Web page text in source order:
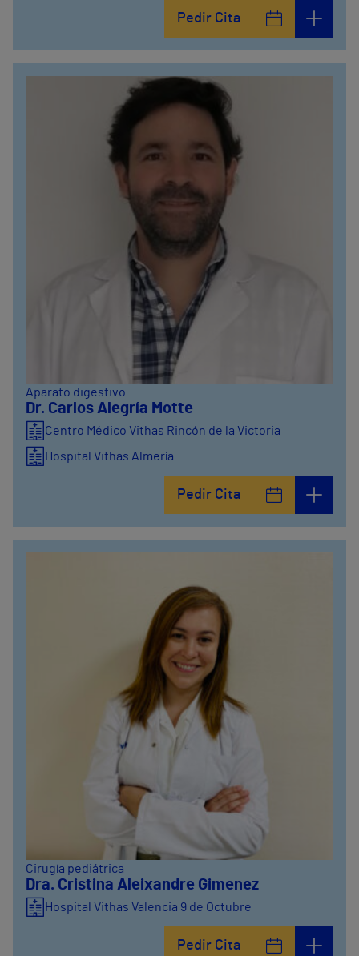
Pedir Cita
Aparato digestivo
Dr. Carlos Alegría Motte
Centro Médico Vithas Rincón de la Victoria
Hospital Vithas Almería
Pedir Cita
Cirugía pediátrica
Dra. Cristina Aleixandre Gimenez
Hospital Vithas Valencia 9 de Octubre
Pedir Cita